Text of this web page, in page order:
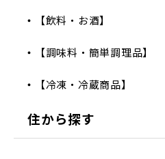
【飲料・お酒】
【調味料・簡単調理品】
【冷凍・冷蔵商品】
住から探す